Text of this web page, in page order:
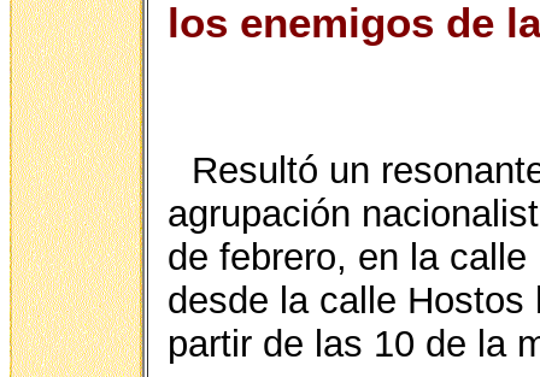
los enemigos de
Resultó un
agrupación
de febrero, en la
desde la calle
partir de las 10 de la